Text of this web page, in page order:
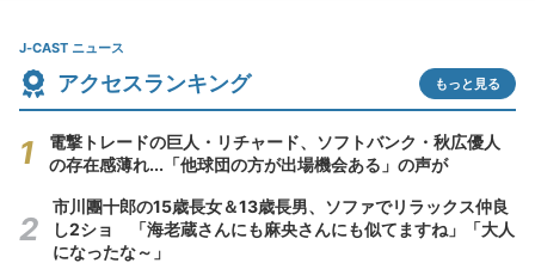
J-CAST ニュース
アクセスランキング もっと見る
電撃トレードの巨人・リチャード、ソフトバンク・秋広優人
の存在感薄れ...「他球団の方が出場機会ある」の声が
市川團十郎の15歳長女＆13歳長男、ソファでリラックス仲良
し2ショ 「海老蔵さんにも麻央さんにも似てますね」「大人
になったな～」